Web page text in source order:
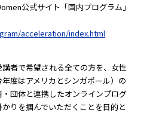
公式サイト「国内プログラム」
acceleration/index.html
者で希望される全ての方を、女性
度はアメリカとシンガポール）の
団体と連携したオンラインプログ
りを掴んでいただくことを目的と